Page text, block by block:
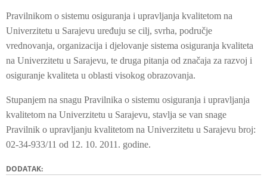
Pravilnikom o sistemu osiguranja i upravljanja kvalitetom na
Univerzitetu u Sarajevu uređuju se cilj, svrha, područje
vrednovanja, organizacija i djelovanje sistema osiguranja kvaliteta
na Univerzitetu u Sarajevu, te druga pitanja od značaja za razvoj i
osiguranje kvaliteta u oblasti visokog obrazovanja.
Stupanjem na snagu Pravilnika o sistemu osiguranja i upravljanja
kvalitetom na Univerzitetu u Sarajevu, stavlja se van snage
Pravilnik o upravljanju kvalitetom na Univerzitetu u Sarajevu broj:
02-34-933/11 od 12. 10. 2011. godine.
DODATAK